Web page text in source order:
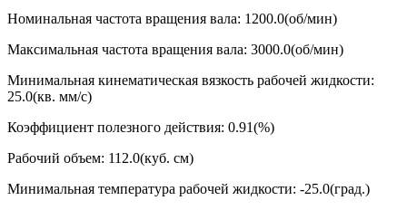
Номинальная частота вращения вала: 1200.0(об/мин)
Максимальная частота вращения вала: 3000.0(об/мин)
Минимальная кинематическая вязкость рабочей жидкости:
25.0(кв. мм/с)
Коэффициент полезного действия: 0.91(%)
Рабочий объем: 112.0(куб. см)
Минимальная температура рабочей жидкости: -25.0(град.)